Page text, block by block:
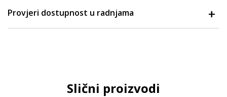
Provjeri dostupnost u radnjama
Slični proizvodi